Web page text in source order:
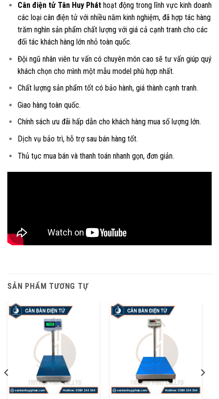
Cân điện tử Tân Huy Pháthoạt động trong lĩnh vực kinh doanh
các loại cân điện tửvới nhiều năm kinh nghiệm, đã hợp tác hàng
trăm nghìn sản phẩm chất lượng với giá cả cạnh tranh cho các
đối tác khách hàng lớn nhỏ toàn quốc.
Đội ngũ nhân viên tư vấn có chuyên môn cao sẽ tư vấn giúp quý
khách chọn cho mình một mẫu model phù hợp nhất.
Chất lượng sản phẩm tốt có bảo hành, giá thành cạnh tranh.
Giao hàng toàn quốc.
Chính sách ưu đãi hấp dẫn cho khách hàng mua số lượng lớn.
Dịch vụ bảo trì, hỗ trợ sau bán hàng tốt.
Thủ tục mua bán và thanh toán nhanh gọn, đơn giản.
SẢN PHẨM TƯƠNG TỰ